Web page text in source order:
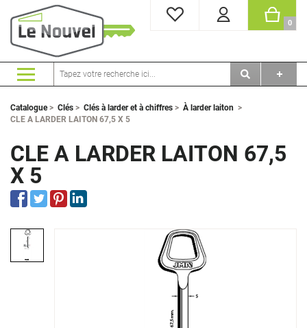
MES FAVORIS
0
Catalogue> Clés > Clés à larder et à chiffres > À larder laiton >
CLE A LARDER LAITON 67,5 X 5
CLE A LARDER LAITON 67,5
X 5